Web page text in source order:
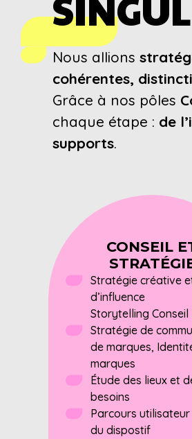
Nous allions
cohérentes,
Grâce à nos pôles
chaque étape : de
supports.
CONSEIL
Stratégie créative
d’influence
Storytelling Conseil
Stratégie de
de marques,
marques
Étude des lieux et
besoins
Parcours utilisateur
du dispostif